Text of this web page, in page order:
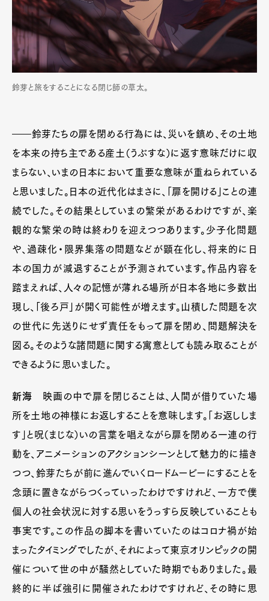
鈴芽と旅をすることになる閉じ師の草太。
――鈴芽たちの扉を閉める行為には、災いを鎮め、その土地
を本来の持ち主である産土（うぶすな）に返す意味だけに収
まらない、いまの日本において重要な意味が重ねられている
と思いました。日本の近代化はまさに、「扉を開ける」ことの連
続でした。その結果としていまの繁栄があるわけですが、楽
観的な繁栄の時は終わりを迎えつつあります。少子化問題
や、過疎化・限界集落の問題などが顕在化し、将来的に日
本の国力が減退することが予測されています。作品内容を
踏まえれば、人々の記憶が薄れる場所が日本各地に多数出
現し、「後ろ戸」が開く可能性が増えます。山積した問題を次
の世代に先送りにせず責任をもって扉を閉め、問題解決を
図る。そのような諸問題に関する寓意としても読み取ることが
できるように思いました。
新海 映画の中で扉を閉じることは、人間が借りていた場
所を土地の神様にお返しすることを意味します。「お返ししま
す」と呪（まじな）いの言葉を唱えながら扉を閉める一連の行
動を、アニメーションのアクションシーンとして魅力的に描き
つつ、鈴芽たちが前に進んでいくロードムービーにすることを
念頭に置きながらつくっていったわけですけれど、一方で僕
個人の社会状況に対する思いをうっすら反映していることも
事実です。この作品の脚本を書いていたのはコロナ禍が始
まったタイミングでしたが、それによって東京オリンピックの開
催について世の中が騒然としていた時期でもありました。最
終的に半ば強引に開催されたわけですけれど、その時に思